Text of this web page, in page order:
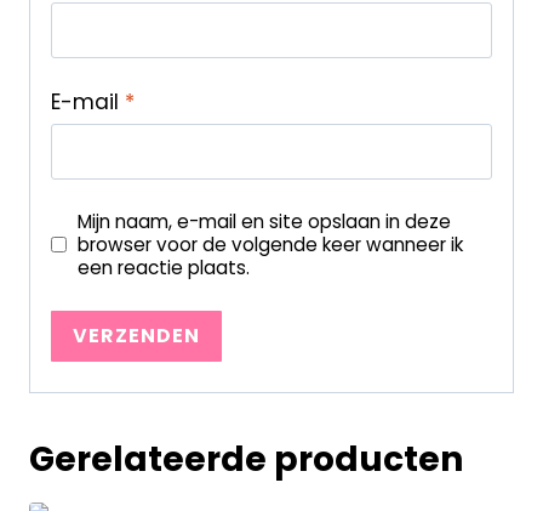
E-mail *
Mijn naam, e-mail en site opslaan in deze
browser voor de volgende keer wanneer ik
een reactie plaats.
Gerelateerde producten